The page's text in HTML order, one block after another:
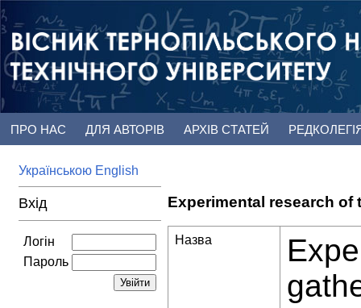
ПРО НАС ДЛЯ АВТОРІВ АРХІВ СТАТЕЙ
Українською English
Вхід
Логін
Пароль
Experimental research
Назва